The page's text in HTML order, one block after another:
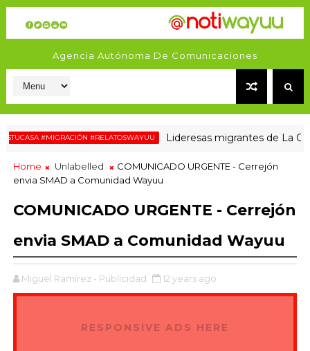
Agencia Autónoma De Comunicaciones
#MIGRACIÓN #RELATOSWAYUU Lideresas migrantes de La
Home Unlabelled
COMUNICADO URGENTE - Cerrejón
envia SMAD a Comunidad Wayuu
COMUNICADO URGENTE - Cerrejón
envia SMAD a Comunidad Wayuu
Miguel Ramírez - Publicidad 12 years ago
RESPONSIVE ADS HERE